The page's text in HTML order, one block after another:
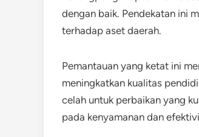
dengan baik. Pendekatan ini
terhadap aset daerah.
Pemantauan yang ketat ini
meningkatkan kualitas
celah untuk perbaikan yang
pada kenyamanan dan